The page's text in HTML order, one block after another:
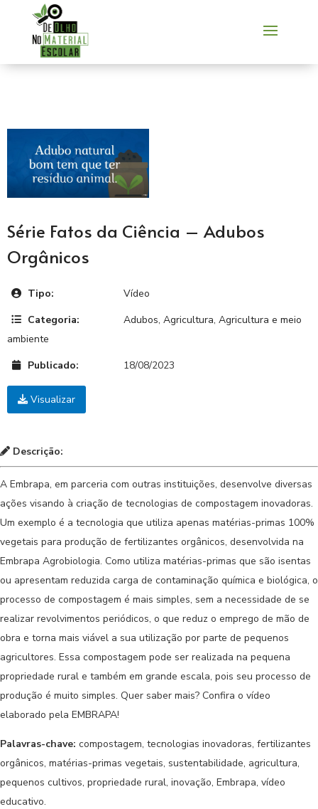
Série Fatos da Ciência – Adubos
Orgânicos
Tipo:
Vídeo
Categoria:
Adubos, Agricultura, Agricultura e meio
ambiente
Publicado:
18/08/2023
Visualizar
Descrição:
A Embrapa, em parceria com outras instituições, desenvolve diversas
ações visando à criação de tecnologias de compostagem inovadoras.
Um exemplo é a tecnologia que utiliza apenas matérias-primas 100%
vegetais para produção de fertilizantes orgânicos, desenvolvida na
Embrapa Agrobiologia. Como utiliza matérias-primas que são isentas
ou apresentam reduzida carga de contaminação química e biológica, o
processo de compostagem é mais simples, sem a necessidade de se
realizar revolvimentos periódicos, o que reduz o emprego de mão de
obra e torna mais viável a sua utilização por parte de pequenos
agricultores. Essa compostagem pode ser realizada na pequena
propriedade rural e também em grande escala, pois seu processo de
produção é muito simples. Quer saber mais? Confira o vídeo
elaborado pela EMBRAPA!
Palavras-chave: compostagem, tecnologias inovadoras, fertilizantes
orgânicos, matérias-primas vegetais, sustentabilidade, agricultura,
pequenos cultivos, propriedade rural, inovação, Embrapa, vídeo
educativo.